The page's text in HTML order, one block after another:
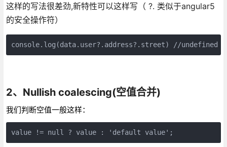
这样的写法很差劲,新特性可以这样写（ ?. 类似于angular5
的安全操作符）
console.log(data.user?.address?.street) //undefined
2、Nullish coalescing(空值合并)
我们判断空值一般这样：
value != null ? value : 'default value';